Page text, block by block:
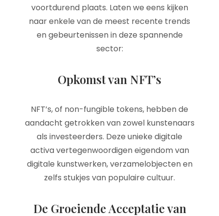
voortdurend plaats. Laten we eens kijken
naar enkele van de meest recente trends
en gebeurtenissen in deze spannende
sector:
Opkomst van NFT’s
NFT’s, of non-fungible tokens, hebben de
aandacht getrokken van zowel kunstenaars
als investeerders. Deze unieke digitale
activa vertegenwoordigen eigendom van
digitale kunstwerken, verzamelobjecten en
zelfs stukjes van populaire cultuur.
De Groeiende Acceptatie van